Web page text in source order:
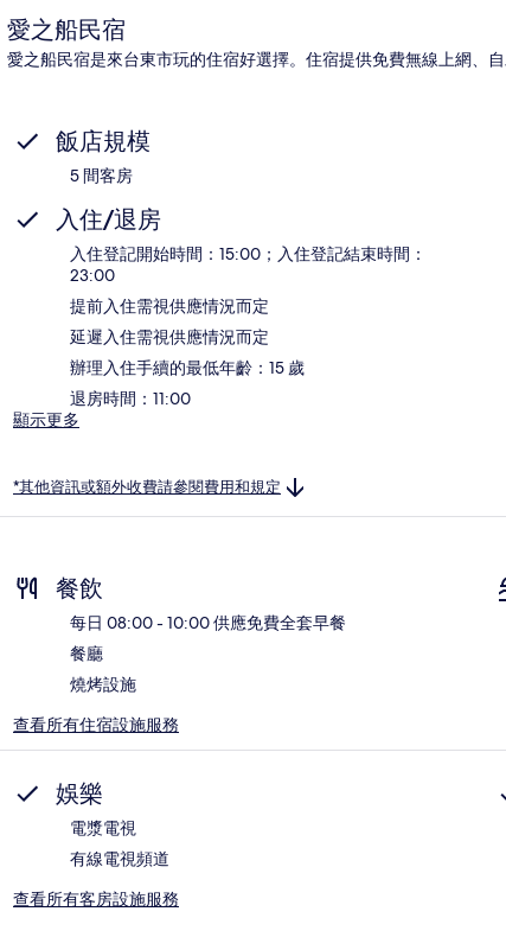
愛之船民宿
愛之船民宿是來台東市玩的住宿好選擇。住宿提供免費無線上網、
飯店規模
5 間客房
入住/退房
入住登記開始時間：15:00；入住登記結束時間：
23:00
提前入住需視供應情況而定
延遲入住需視供應情況而定
辦理入住手續的最低年齡：15 歲
退房時間：11:00
顯示更多
*其他資訊或額外收費請參閱費用和規定
餐飲
每日 08:00 - 10:00 供應免費全套早餐
餐廳
燒烤設施
查看所有住宿設施服務
娛樂
電漿電視
有線電視頻道
查看所有客房設施服務